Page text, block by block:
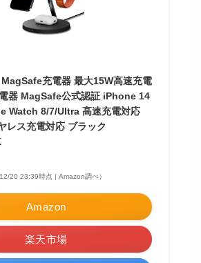
充電器 最大15W高速充電
器 MagSafe公式認証 iPhone 14
Watch 8/7/Ultra 高速充電対応
レス充電対応 ブラック
20 23:39時点 | Amazon調べ）
Amazon
楽天市場